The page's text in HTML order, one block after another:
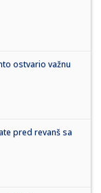
ostvario važnu
pred revanš sa